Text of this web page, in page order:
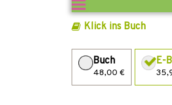
Klick ins Buch
Buch
48,00 €
E-